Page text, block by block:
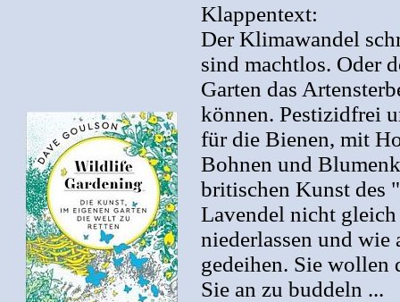
Klappentext:
Der Klimawandel
sind machtlos. Oder
Garten das
können. Pestizidfrei
für die Bienen, mit
Bohnen und
britischen Kunst des
Lavendel nicht
niederlassen und wie
gedeihen. Sie wollen
Sie an zu buddeln ...